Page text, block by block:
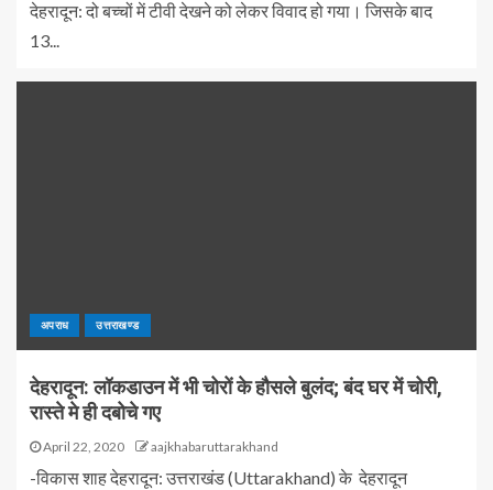
देहरादून: दो बच्चों में टीवी देखने को लेकर विवाद हो गया। जिसके बाद
13...
अपराध उत्तराखण्ड
देहरादून: लॉकडाउन में भी चोरों के हौसले बुलंद; बंद घर में चोरी,
रास्ते मे ही दबोचे गए
April 22, 2020 aajkhabaruttarakhand
-विकास शाह देहरादून: उत्तराखंड (Uttarakhand) के देहरादून